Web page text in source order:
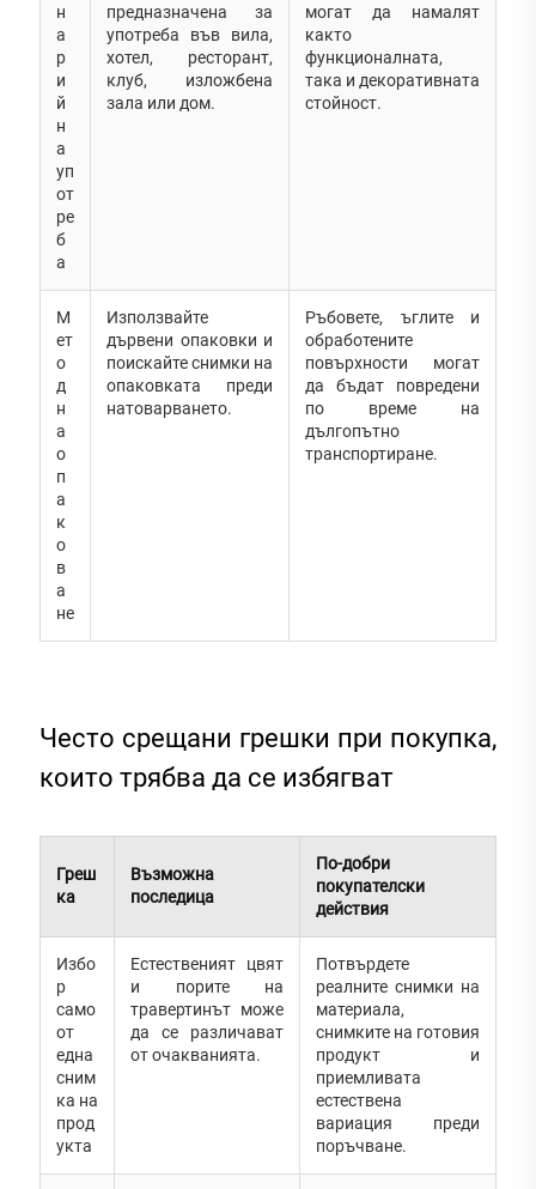
н
а
р
и
й
н
а
уп
от
ре
б
а
предназначена за
употреба във вила,
хотел, ресторант,
клуб, изложбена
зала или дом.
могат да намалят
както
функционалната,
така и декоративната
стойност.
М
ет
о
д
н
а
о
п
а
к
о
в
а
не
Използвайте
дървени опаковки и
поискайте снимки на
опаковката преди
натоварването.
Ръбовете, ъглите и
обработените
повърхности могат
да бъдат повредени
по време на
дългопътно
транспортиране.
Често срещани грешки при покупка,
които трябва да се избягват
Греш
ка
Възможна
последица
По-добри
покупателски
действия
Избо
р
само
от
една
сним
ка на
прод
укта
Естественият цвят
и порите на
травертинът може
да се различават
от очакванията.
Потвърдете
реалните снимки на
материала,
снимките на готовия
продукт и
приемливата
естествена
вариация преди
поръчване.